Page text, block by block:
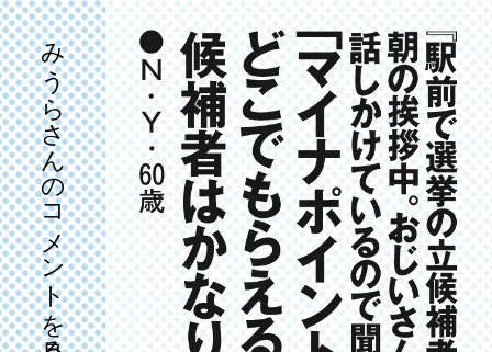
みうらさんのコメントを見る